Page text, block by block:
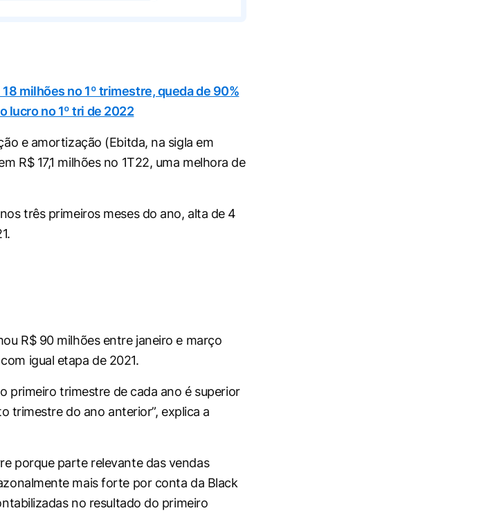
milhões no 1º trimestre, queda de 90%
lucro no 1º tri de 2022
e amortização (Ebitda, na sigla em
R$ 17,1 milhões no 1T22, uma melhora de
três primeiros meses do ano, alta de 4
R$ 90 milhões entre janeiro e março
igual etapa de 2021.
primeiro trimestre de cada ano é superior
trimestre do ano anterior”, explica a
porque parte relevante das vendas
mais forte por conta da Black
no resultado do primeiro